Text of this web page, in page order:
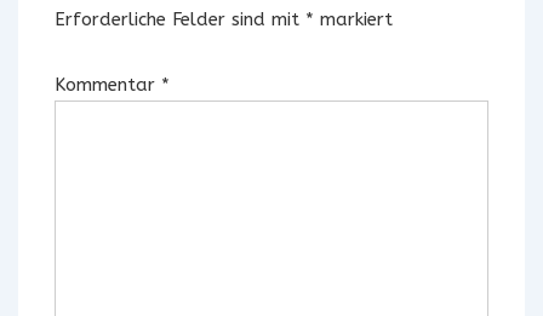
Erforderliche Felder sind mit * markiert
Kommentar *